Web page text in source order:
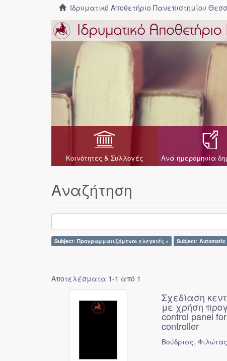
Ιδρυματικό Αποθετήριο Πανεπιστημίου
Κοινότητες & Συλλογές Ανά ημερομηνία
Αναζήτηση
Subject: Προγραμματιζόμενοι ελεγκτές × Subject: Automatic
Αποτελέσματα 1-1 από 1
Σχεδίαση
με χρήση
control panel
controller
Βούδριας,